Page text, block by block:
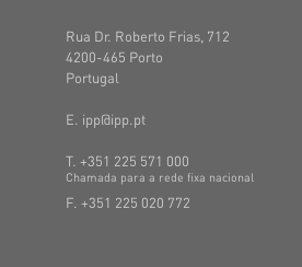
Rua Dr. Roberto Frias, 712
4200-465 Porto
Portugal
E. ipp@ipp.pt
T. +351 225 571 000
Chamada para a rede fixa nacional
F. +351 225 020 772